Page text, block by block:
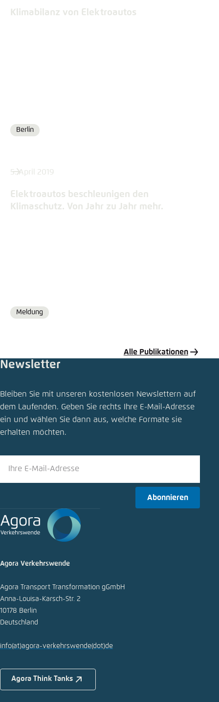
Klimabilanz von Elektroautos
Ort
Berlin
5. April 2019
Elektroautos beschleunigen den
Klimaschutz. Von Jahr zu Jahr mehr.
Format
Meldung
Alle Publikationen
Klimabilanz von Elektroautos
Schliessen
LinkedIn
Bluesky
E-Mail
Newsletter
Bleiben Sie mit unseren kostenlosen Newslettern auf
dem Laufenden. Geben Sie rechts Ihre E-Mail-Adresse
ein und wählen Sie dann aus, welche Formate sie
erhalten möchten.
Abonnieren
Agora Verkehrswende
Agora Transport Transformation gGmbH
Anna-Louisa-Karsch-Str. 2
10178 Berlin
Deutschland
info(at)agora-verkehrswende(dot)de
Agora Think Tanks